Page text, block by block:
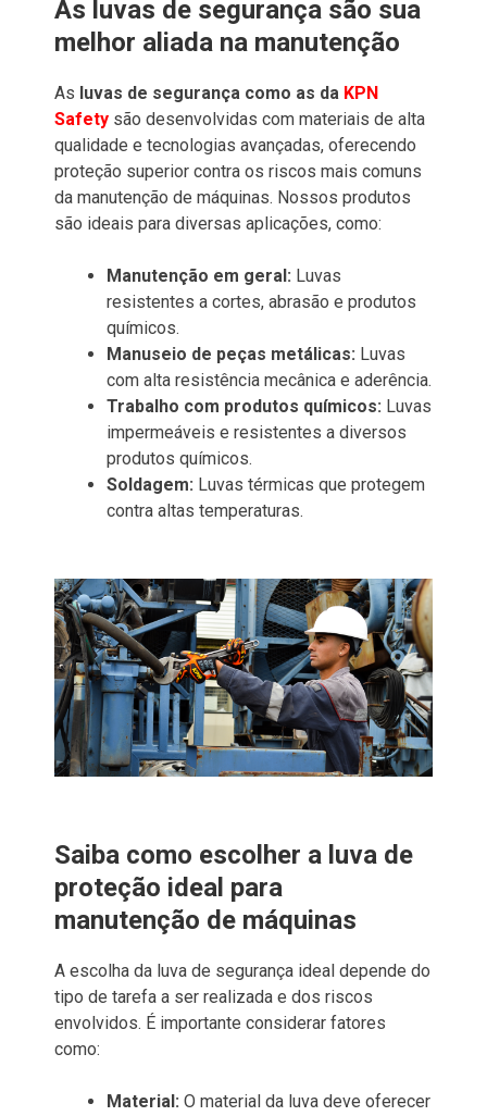
As luvas de segurança são sua
melhor aliada na manutenção
As luvas de segurança como as da KPN
Safety são desenvolvidas com materiais de alta
qualidade e tecnologias avançadas, oferecendo
proteção superior contra os riscos mais comuns
da manutenção de máquinas. Nossos produtos
são ideais para diversas aplicações, como:
Manutenção em geral: Luvas
resistentes a cortes, abrasão e produtos
químicos.
Manuseio de peças metálicas: Luvas
com alta resistência mecânica e aderência.
Trabalho com produtos químicos: Luvas
impermeáveis e resistentes a diversos
produtos químicos.
Soldagem: Luvas térmicas que protegem
contra altas temperaturas.
Saiba como escolher a luva de
proteção ideal para
manutenção de máquinas
A escolha da luva de segurança ideal depende do
tipo de tarefa a ser realizada e dos riscos
envolvidos. É importante considerar fatores
como:
Material: O material da luva deve oferecer